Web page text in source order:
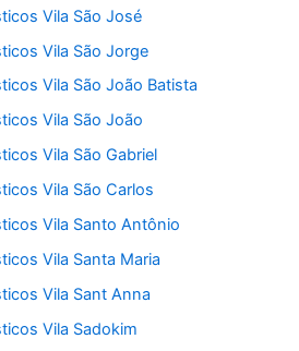
Vila São José
Vila São Jorge
Vila São João Batista
Vila São João
Vila São Gabriel
Vila São Carlos
Vila Santo Antônio
Vila Santa Maria
Vila Sant Anna
Vila Sadokim